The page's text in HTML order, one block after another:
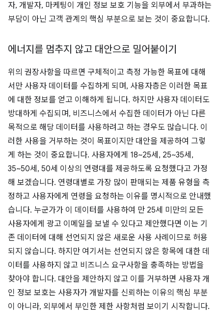
자, 개발자, 마케팅이 개인 정보 보호 기능을 외부에서 부과하는
부담이 아닌 고객 관계의 핵심 부분으로 보는 것이 중요합니다.
에너지를 멈추지 않고 대안으로 밀어붙이기
위의 권장사항을 따르면 구체적이고 측정 가능한 목표에 대해
서만 사용자 데이터를 수집하게 되며, 사용자층은 이러한 목표
에 대한 정보를 얻고 이해하게 됩니다. 하지만 사용자 데이터도
방대하게 수집되며, 비즈니스에서 수집한 데이터가 아닌 다른
목적으로 해당 데이터를 사용하려고 하는 경우도 많습니다. 이
러한 사용을 거부하는 것이 목표이지만 대안을 제공하여 그렇
게 하는 것이 중요합니다. 사용자에게 18~25세, 25~35세,
35~50세, 50세 이상의 연령대를 제공하도록 요청했다고 가정
해 보겠습니다. 연령대별로 가장 많이 판매되는 제품 유형을 측
정하고 사용자에게 연령을 요청하는 이유를 명시적으로 안내했
습니다. 누군가가 이 데이터를 사용하여 만 25세 미만의 모든
사용자에게 광고 이메일을 보낼 수 있다고 제안했다면 이는 기
존 데이터에 대해 선언되지 않은 새로운 사용 사례이므로 허용
되지 않습니다. 하지만 여기서는 선언되지 않은 항목에 대한 데
이터를 사용하지 않고 비즈니스 요구사항을 충족하는 방법을
찾아야 합니다. 대안을 제안하지 않고 이를 거부하면 사용자 개
인 정보 보호는 사용자가 개발자를 신뢰하는 이유의 핵심 부분
이 아니라, 외부에서 부인한 제한 사항처럼 보이기 시작합니다.